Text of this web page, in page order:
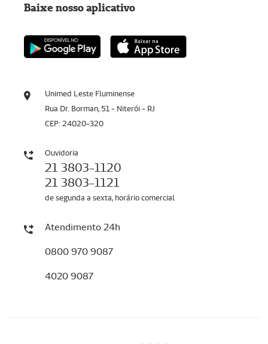
Unimed Leste Fluminense
Rua Dr. Borman, 51 - Niterói - RJ
CEP: 24020-320
Ouvidoria
21 3803-1120
21 3803-1121
de segunda a sexta, horário comercial
Atendimento 24h
0800 970 9087
4020 9087
Baixe nosso aplicativo